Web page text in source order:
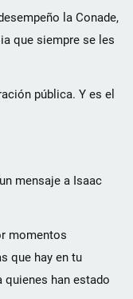
la Conade,
que siempre se les
pública. Y es el
mensaje a Isaac
momentos
que hay en tu
han estado